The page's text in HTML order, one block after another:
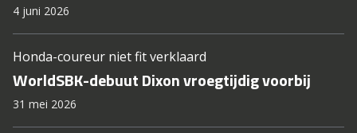
4 juni 2026
Honda-coureur niet fit verklaard
WorldSBK-debuut Dixon vroegtijdig voorbij
31 mei 2026